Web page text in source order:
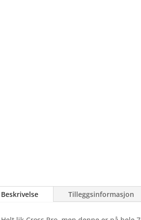
Beskrivelse Tilleggsinformasjon